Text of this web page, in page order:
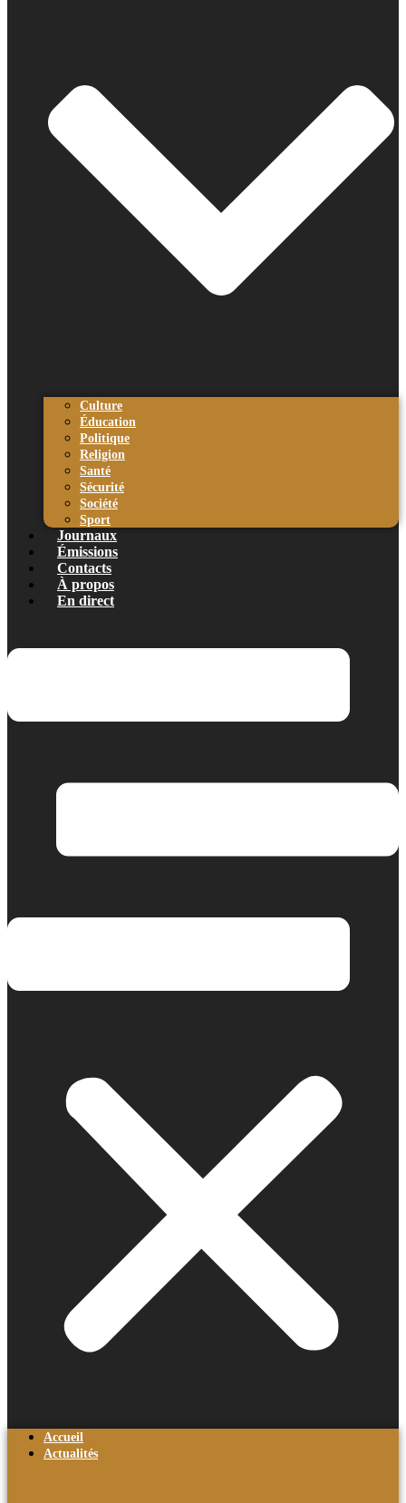
Culture
Éducation
Politique
Religion
Santé
Sécurité
Société
Sport
Journaux
Émissions
Contacts
À propos
En direct
Accueil
Actualités